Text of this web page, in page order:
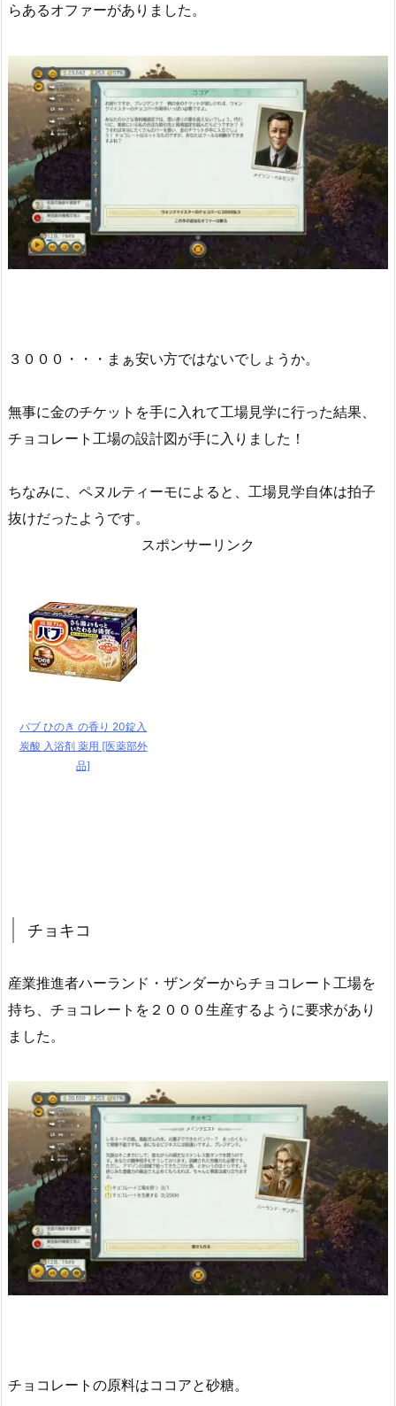
らあるオファーがありました。
３０００・・・まぁ安い方ではないでしょうか。
無事に金のチケットを手に入れて工場見学に行った結果、
チョコレート工場の設計図が手に入りました！
ちなみに、ペヌルティーモによると、工場見学自体は拍子
抜けだったようです。
スポンサーリンク
バブ ひのき の香り 20錠入
炭酸 入浴剤 薬用 [医薬部外
品]
チョキコ
産業推進者ハーランド・ザンダーからチョコレート工場を
持ち、チョコレートを２０００生産するように要求があり
ました。
チョコレートの原料はココアと砂糖。